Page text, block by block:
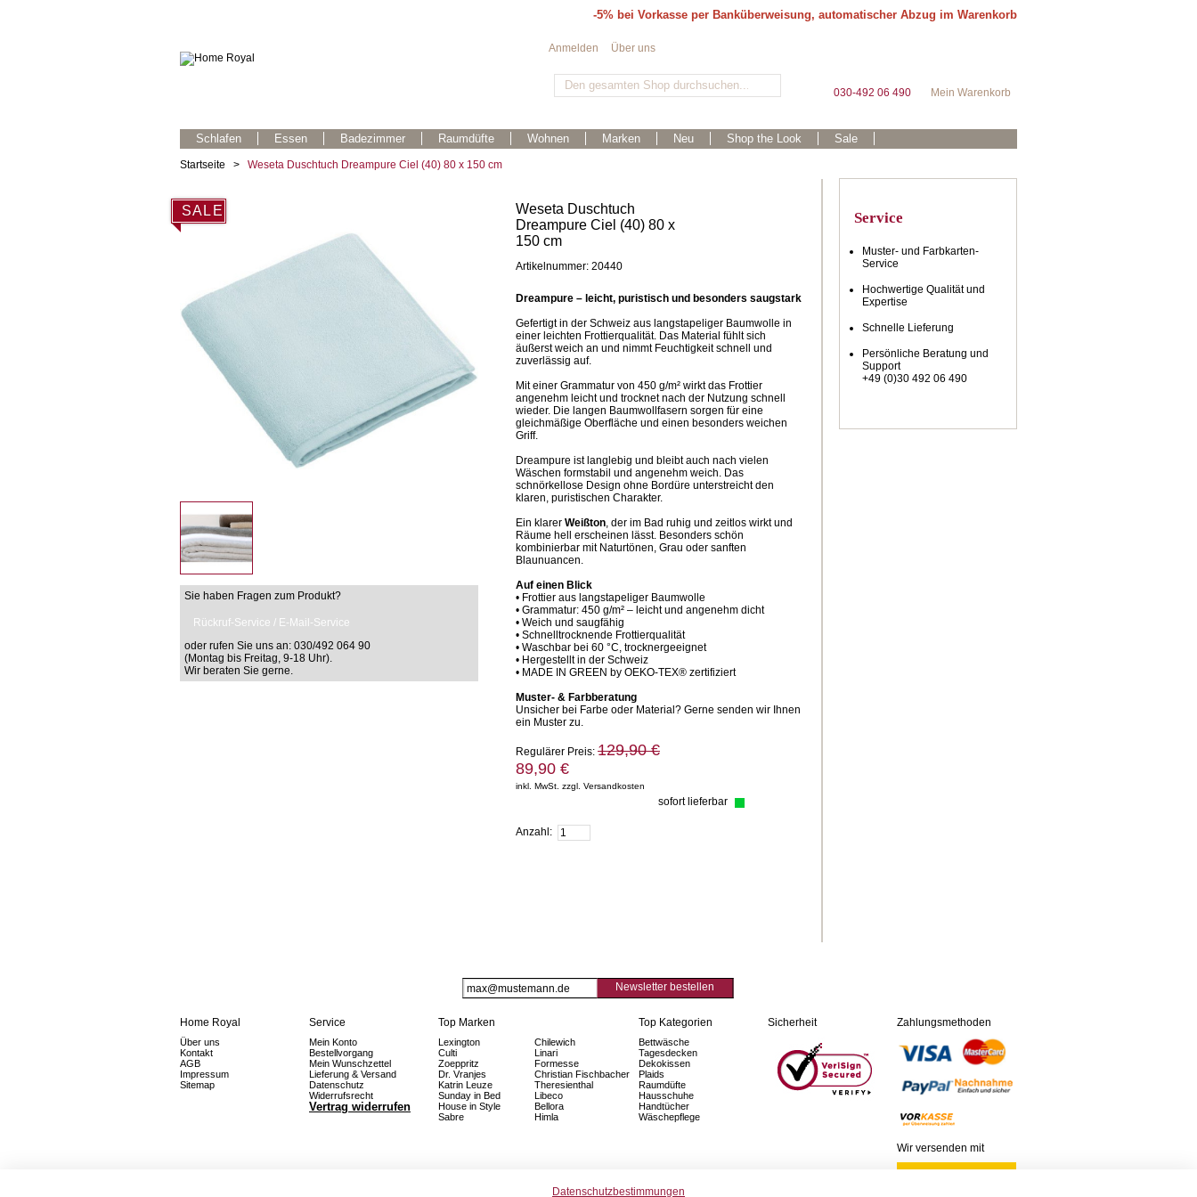
-5% bei Vorkasse per Banküberweisung, automatischer Abzug im Warenkorb
Mein Warenkorb
030-492 06 490
Schlafen Essen Badezimmer Raumdüfte Wohnen Marken Neu Shop the Look Sale
Anmelden Über uns
Startseite > Weseta Duschtuch Dreampure Ciel (40) 80 x 150 cm
SALE
Sie haben Fragen zum Produkt?
Rückruf-Service / E-Mail-Service
oder rufen Sie uns an: 030/492 064 90
(Montag bis Freitag, 9-18 Uhr).
Wir beraten Sie gerne.
Weseta Duschtuch
Dreampure Ciel (40) 80 x
150 cm
Artikelnummer: 20440
Dreampure – leicht, puristisch und besonders saugstark
Gefertigt in der Schweiz aus langstapeliger Baumwolle in
einer leichten Frottierqualität. Das Material fühlt sich
äußerst weich an und nimmt Feuchtigkeit schnell und
zuverlässig auf.
Mit einer Grammatur von 450 g/m² wirkt das Frottier
angenehm leicht und trocknet nach der Nutzung schnell
wieder. Die langen Baumwollfasern sorgen für eine
gleichmäßige Oberfläche und einen besonders weichen
Griff.
Dreampure ist langlebig und bleibt auch nach vielen
Wäschen formstabil und angenehm weich. Das
schnörkellose Design ohne Bordüre unterstreicht den
klaren, puristischen Charakter.
Ein klarer Weißton, der im Bad ruhig und zeitlos wirkt und
Räume hell erscheinen lässt. Besonders schön
kombinierbar mit Naturtönen, Grau oder sanften
Blaunuancen.
Auf einen Blick
• Frottier aus langstapeliger Baumwolle
• Grammatur: 450 g/m² – leicht und angenehm dicht
• Weich und saugfähig
• Schnelltrocknende Frottierqualität
• Waschbar bei 60 °C, trocknergeeignet
• Hergestellt in der Schweiz
• MADE IN GREEN by OEKO-TEX® zertifiziert
Muster- & Farbberatung
Unsicher bei Farbe oder Material? Gerne senden wir Ihnen
ein Muster zu.
Regulärer Preis: 129,90 €
89,90 €
inkl. MwSt. zzgl. Versandkosten
sofort lieferbar
Anzahl:
Service
Muster- und Farbkarten-
Service
Hochwertige Qualität und
Expertise
Schnelle Lieferung
Persönliche Beratung und
Support
+49 (0)30 492 06 490
Newsletter bestellen
Home Royal
Über uns
Kontakt
AGB
Impressum
Sitemap
Service
Mein Konto
Bestellvorgang
Mein Wunschzettel
Lieferung & Versand
Datenschutz
Widerrufsrecht
Vertrag widerrufen
Top Marken
Lexington
Chilewich
Culti
Linari
Zoeppritz
Formesse
Dr. Vranjes
Christian Fischbacher
Katrin Leuze
Theresienthal
Sunday in Bed
Libeco
House in Style
Bellora
Sabre
Himla
Top Kategorien
Bettwäsche
Tagesdecken
Dekokissen
Plaids
Raumdüfte
Hausschuhe
Handtücher
Wäschepflege
Sicherheit Zahlungsmethoden
Wir versenden mit
Datenschutzbestimmungen